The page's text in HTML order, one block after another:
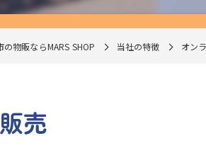
の物販ならMARS SHOP 当社の特徴 オン
売